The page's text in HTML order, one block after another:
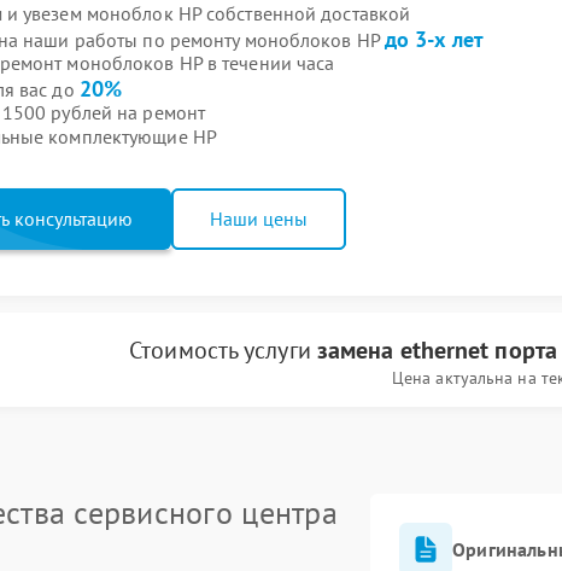
увезем моноблок HP собственной доставкой
наши работы по ремонту моноблоков HPдо 3-х лет
моноблоков HP в течении часа
вас до 20%
рублей на ремонт
комплектующие HP
консультацию Наши цены
Стоимость услуги замена ethernet порта
Цена актуальна на
сервисного центра